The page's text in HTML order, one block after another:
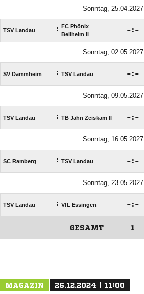
Sonntag, 25.04.2027
TSV Landau :
FC Phönix
Bellheim II
:
Sonntag, 02.05.2027
SV Dammheim : TSV Landau :
Sonntag, 09.05.2027
TSV Landau : TB Jahn Zeiskam II :
Sonntag, 16.05.2027
SC Ramberg : TSV Landau :
Sonntag, 23.05.2027
TSV Landau : VfL Essingen :
GESAMT 1
MAGAZIN 26.12.2024 | 11:00